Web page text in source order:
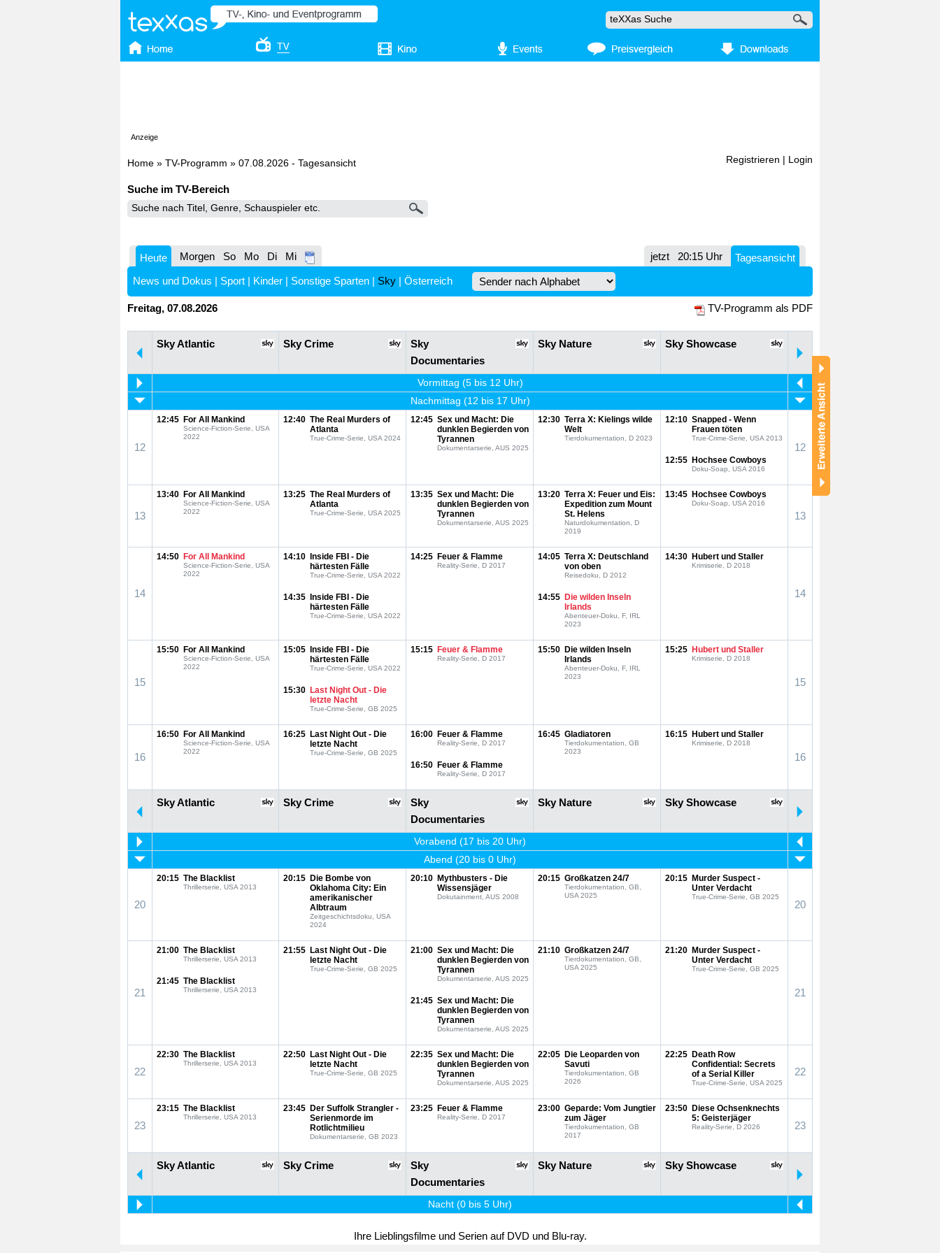
Anzeige
Home » TV-Programm » 07.08.2026 - Tagesansicht Registrieren Login
Suche im TV-Bereich
Heute Morgen So Mo Di Mi jetzt 20:15 Uhr
Tagesansicht
News und Dokus | Sport | Kinder | Sonstige Sparten | Sky | Österreich
Freitag, 07.08.2026 TV-Programm als PDF
Sky Atlantic Sky Crime
Sky
Documentaries
Sky Nature Sky Showcase
Vormittag (5 bis 12 Uhr)
Nachmittag (12 bis 17 Uhr)
12
12:45 For All Mankind
Science-Fiction-Serie, USA
2022
12:40 The Real Murders of
Atlanta
True-Crime-Serie, USA 2024
12:45 Sex und Macht: Die
dunklen Begierden von
Tyrannen
Dokumentarserie, AUS 2025
12:30 Terra X: Kielings wilde
Welt
Tierdokumentation, D 2023
12:10 Snapped - Wenn
Frauen töten
True-Crime-Serie, USA 2013
12:55 Hochsee Cowboys
Doku-Soap, USA 2016
12
13
13:40 For All Mankind
Science-Fiction-Serie, USA
2022
13:25 The Real Murders of
Atlanta
True-Crime-Serie, USA 2025
13:35 Sex und Macht: Die
dunklen Begierden von
Tyrannen
Dokumentarserie, AUS 2025
13:20 Terra X: Feuer und Eis:
Expedition zum Mount
St. Helens
Naturdokumentation, D
2019
13:45 Hochsee Cowboys
Doku-Soap, USA 2016
13
14
14:50 For All Mankind
Science-Fiction-Serie, USA
2022
14:10
Inside FBI - Die
härtesten Fälle
True-Crime-Serie, USA 2022
14:35
Inside FBI - Die
härtesten Fälle
True-Crime-Serie, USA 2022
14:25 Feuer & Flamme
Reality-Serie, D 2017
14:05 Terra X: Deutschland
von oben
Reisedoku, D 2012
14:55 Die wilden Inseln
Irlands
Abenteuer-Doku, F, IRL
2023
14:30 Hubert und Staller
Krimiserie, D 2018
14
15
15:50 For All Mankind
Science-Fiction-Serie, USA
2022
15:05
Inside FBI - Die
härtesten Fälle
True-Crime-Serie, USA 2022
15:30 Last Night Out - Die
letzte Nacht
True-Crime-Serie, GB 2025
15:15 Feuer & Flamme
Reality-Serie, D 2017
15:50 Die wilden Inseln
Irlands
Abenteuer-Doku, F, IRL
2023
15:25 Hubert und Staller
Krimiserie, D 2018
15
16
16:50 For All Mankind
Science-Fiction-Serie, USA
2022
16:25 Last Night Out - Die
letzte Nacht
True-Crime-Serie, GB 2025
16:00 Feuer & Flamme
Reality-Serie, D 2017
16:50 Feuer & Flamme
Reality-Serie, D 2017
16:45 Gladiatoren
Tierdokumentation, GB
2023
16:15 Hubert und Staller
Krimiserie, D 2018
16
Sky Atlantic Sky Crime
Sky
Documentaries
Sky Nature Sky Showcase
Vorabend (17 bis 20 Uhr)
Abend (20 bis 0 Uhr)
20
20:15 The Blacklist
Thrillerserie, USA 2013
20:15 Die Bombe von
Oklahoma City: Ein
amerikanischer
Albtraum
Zeitgeschichtsdoku, USA
2024
20:10 Mythbusters - Die
Wissensjäger
Dokutainment, AUS 2008
20:15 Großkatzen 24/7
Tierdokumentation, GB,
USA 2025
20:15 Murder Suspect -
Unter Verdacht
True-Crime-Serie, GB 2025
20
21
21:00 The Blacklist
Thrillerserie, USA 2013
21:45 The Blacklist
Thrillerserie, USA 2013
21:55 Last Night Out - Die
letzte Nacht
True-Crime-Serie, GB 2025
21:00 Sex und Macht: Die
dunklen Begierden von
Tyrannen
Dokumentarserie, AUS 2025
21:45 Sex und Macht: Die
dunklen Begierden von
Tyrannen
Dokumentarserie, AUS 2025
21:10 Großkatzen 24/7
Tierdokumentation, GB,
USA 2025
21:20 Murder Suspect -
Unter Verdacht
True-Crime-Serie, GB 2025
21
22
22:30 The Blacklist
Thrillerserie, USA 2013
22:50 Last Night Out - Die
letzte Nacht
True-Crime-Serie, GB 2025
22:35 Sex und Macht: Die
dunklen Begierden von
Tyrannen
Dokumentarserie, AUS 2025
22:05 Die Leoparden von
Savuti
Tierdokumentation, GB
2026
22:25 Death Row
Confidential: Secrets
of a Serial Killer
True-Crime-Serie, USA 2025
22
23
23:15 The Blacklist
Thrillerserie, USA 2013
23:45 Der Suffolk Strangler -
Serienmorde im
Rotlichtmilieu
Dokumentarserie, GB 2023
23:25 Feuer & Flamme
Reality-Serie, D 2017
23:00 Geparde: Vom Jungtier
zum Jäger
Tierdokumentation, GB
2017
23:50 Diese Ochsenknechts
5: Geisterjäger
Reality-Serie, D 2026 23
Sky Atlantic Sky Crime
Sky
Documentaries
Sky Nature Sky Showcase
Nacht (0 bis 5 Uhr)
Ihre Lieblingsfilme und Serien auf DVD und Blu-ray.